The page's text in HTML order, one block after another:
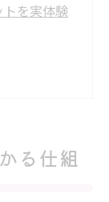
を実体験
期間から
ャンプー
る仕組